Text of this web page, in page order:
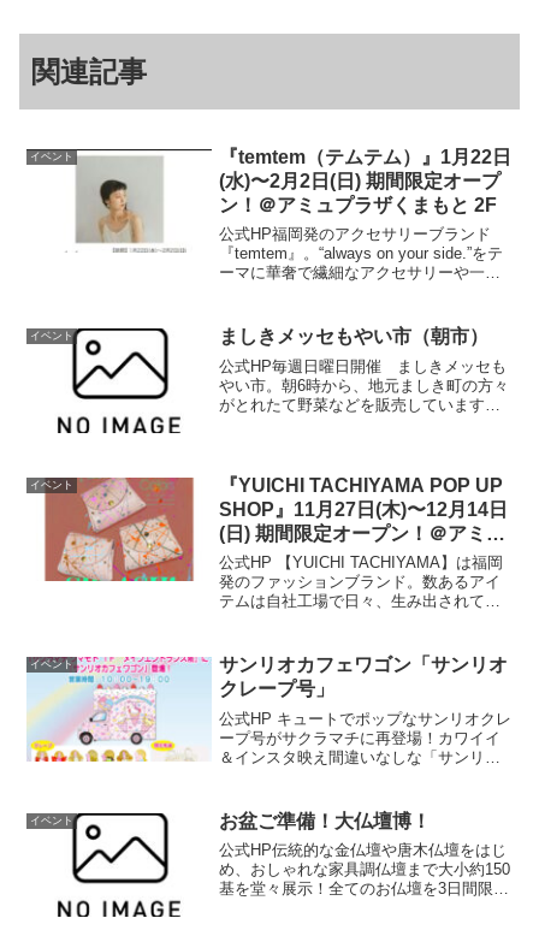
関連記事
イベント
『temtem（テムテム）』1月22日
(水)〜2月2日(日) 期間限定オープ
ン！＠アミュプラザくまもと 2F
公式HP福岡発のアクセサリーブランド
『temtem』。“always on your side.”をテ
ーマに華奢で繊細なアクセサリーや一点
ひこの機会にお手に取ってご覧く...
イベント ましきメッセもやい市（朝市）
公式HP毎週日曜日開催 ましきメッセも
やい市。朝6時から、地元ましき町の方々
がとれたて野菜などを販売しています。
～8時（売切れ...
イベント
『YUICHI TACHIYAMA POP UP
SHOP』11月27日(木)〜12月14日
(日) 期間限定オープン！＠アミュ
プラザくまもと 3F
公式HP 【YUICHI TACHIYAMA】は福岡
発のファッションブランド。数あるアイ
テムは自社工場で日々、生み出されてい
イベント
サンリオカフェワゴン「サンリオ
クレープ号」
公式HP キュートでポップなサンリオクレ
ープ号がサクラマチに再登場！カワイイ
＆インスタ映え間違いなしな「サンリオ
ズ」を販売いたします。皆様のご来店を
お待ちしております！...
イベント お盆ご準備！大仏壇博！
公式HP伝統的な金仏壇や唐木仏壇をはじ
め、おしゃれな家具調仏壇まで大小約150
基を堂々展示！全てのお仏壇を3日間限り